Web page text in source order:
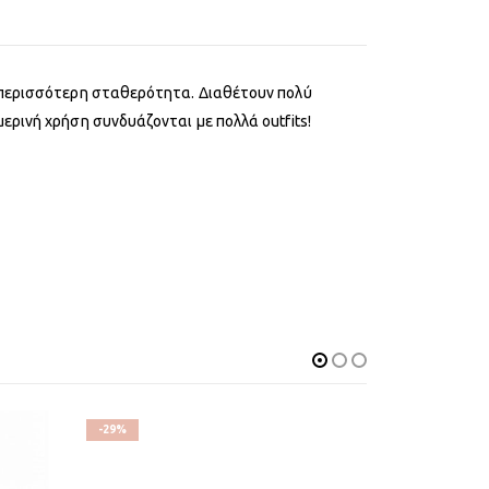
σταθερότητα. Διαθέτουν πολύ
χρήση συνδυάζονται με πολλά outfits!
-29%